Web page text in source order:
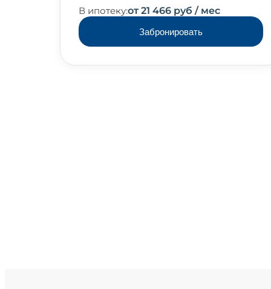
В ипотеку:от 21 466 руб / мес
Забронировать